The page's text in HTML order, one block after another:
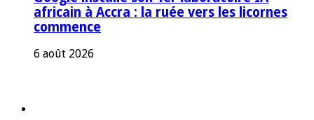
africain à Accra : la ruée vers les licornes
commence
6 août 2026